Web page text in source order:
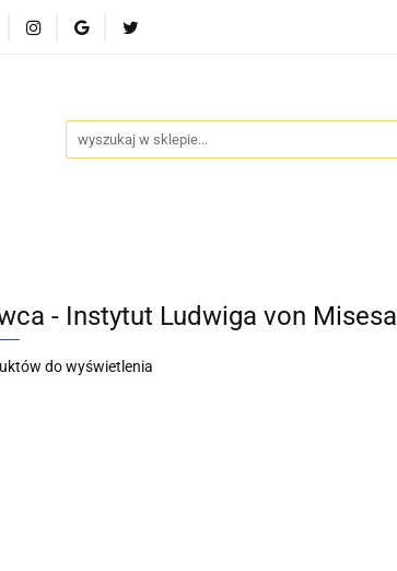
Bestsellery
- Instytut Ludwiga von Misesa
do wyświetlenia